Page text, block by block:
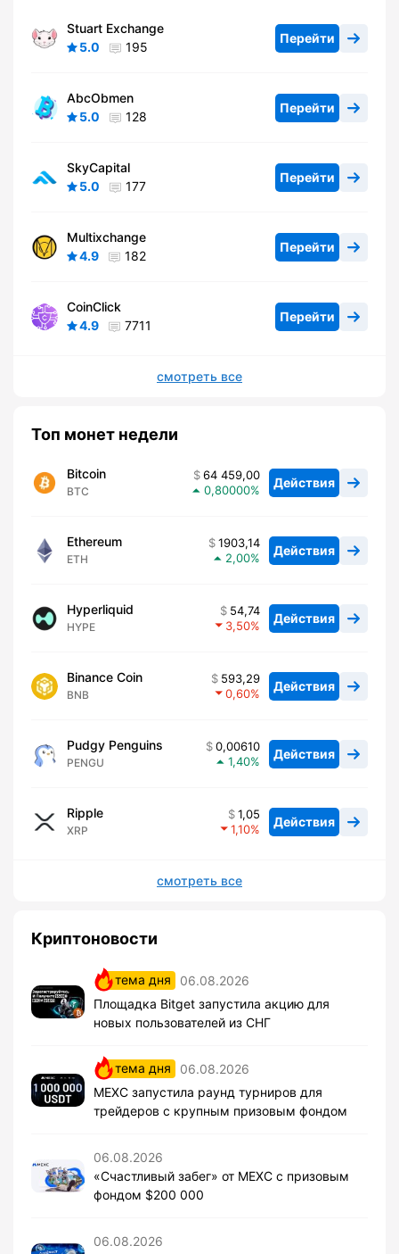
Stuart Exchange
5.0
195
Перейти
AbcObmen
5.0
128
Перейти
SkyCapital
5.0
177
Перейти
Multixchange
4.9
182
Перейти
CoinClick
4.9
7711
Перейти
смотреть все
Топ монет недели
Bitcoin
BTC
64 459,00
0,80000
Действия
Ethereum
ETH
1903,14
2,00
Действия
Hyperliquid
HYPE
54,74
3,50
Действия
Binance Coin
BNB
593,29
0,60
Действия
Pudgy Penguins
PENGU
0,00610
1,40
Действия
Ripple
XRP
1,05
1,10
Действия
смотреть все
Криптоновости
тема дня
06.08.2026
Площадка Bitget запустила акцию для
новых пользователей из СНГ
тема дня
06.08.2026
MEXC запустила раунд турниров для
трейдеров с крупным призовым фондом
06.08.2026
«Счастливый забег» от MEXC с призовым
фондом $200 000
06.08.2026